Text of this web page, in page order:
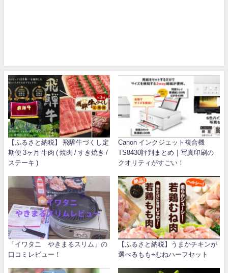
【ふるさと納税】 飛騨牛づくし定
期便 3ヶ月 牛肉 ( 焼肉 / すき焼き /
ステーキ )
Canon インクジェット複合機
TS8430評判まとめ｜写真印刷の
クオリティがすごい！
「イワタニ やきまるスリム」の
口コミレビュー！
【ふるさと納税】うまかチキンが
選べるもも+むねハーフセット